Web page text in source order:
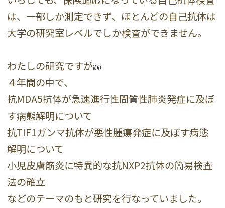
は、一部しか測定できず、ほとんどの自己抗体は
大学の研究室レベルでしか検査ができません。
わたしの研究ですが
４年間の中で、
抗MDA5抗体が急速進行性間質性肺炎発症に及ぼ
す病態解明について
抗TIF1ガンマ抗体が悪性腫瘍発症に及ぼす病態
解明について
小児皮膚筋炎に特異的な抗NXP2抗体の簡易検査
法の確立
などのテーマのもと研究を行なっていました。